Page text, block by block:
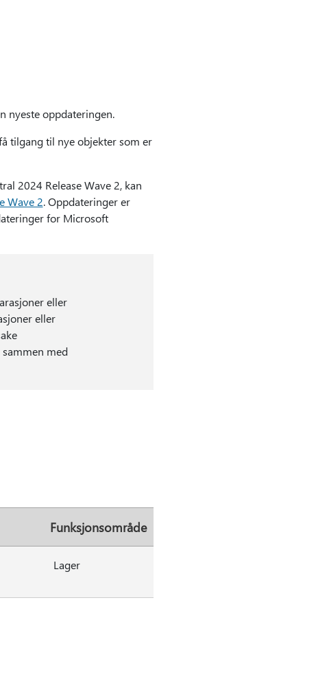
nyeste oppdateringen.
tilgang til nye objekter som er
2024 Release Wave 2, kan
Wave 2. Oppdateringer er
for Microsoft
eller
eller
med
Funksjonsområde
Lager